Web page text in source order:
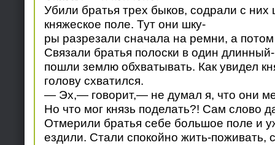
Убили братья трех быков, содрали с
княжеское поле. Тут они шку-
ры разрезали сначала на ремни, а потом
Связали братья полоски в один
пошли землю обхватывать. Как увидел
голову схватился.
— Эх,— говорит,— не думал я, что они
Но что мог князь поделать?! Сам слово
Отмерили братья себе большое поле и
ездили. Стали спокойно жить-поживать,